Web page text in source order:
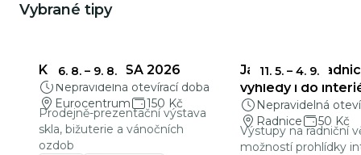
Vybrané tipy
6. 8. – 9. 8.
KŘEHKÁ KRÁSA 2026
Nepravidelná otevírací doba
Eurocentrum
150 Kč
Prodejně-prezentační výstava
skla, bižuterie a vánočních
ozdob
11. 5. – 4. 9.
Jablonecká
výhledy i do
Nepravidelná
Radnice
50 Kč
Výstupy na radniční
možností prohlídky